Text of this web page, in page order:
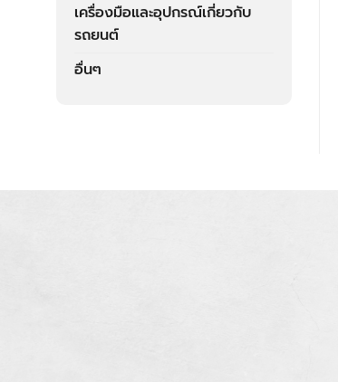
เครื่องมือและอุปกรณ์เกี่ยวกับ
รถยนต์
อื่นๆ